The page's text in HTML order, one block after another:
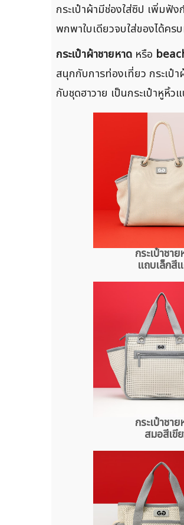
กระเป๋าผ้ามีช่องใส่ซิป เพิ่มฟั
พกพาใบเดียวจบใส่ของได้คร
กระเป๋าผ้าชายหาด หรือ
สนุกกับการท่องเที่ยว กระเป๋า
กับชุดฮาวาย เป็นกระเป๋าหูหิ้ว
กระเป๋าชา
แถบเล็กสี
กระเป๋าชา
สมอสีเขี